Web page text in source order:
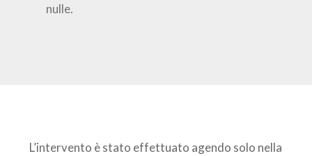
nulle.
L’intervento è stato effettuato agendo solo nella